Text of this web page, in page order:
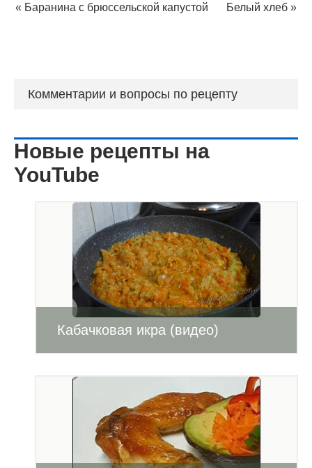
« Баранина с брюссельской капустой Белый хлеб »
Комментарии и вопросы по рецепту
Новые рецепты на
YouTube
Кабачковая икра (видео)